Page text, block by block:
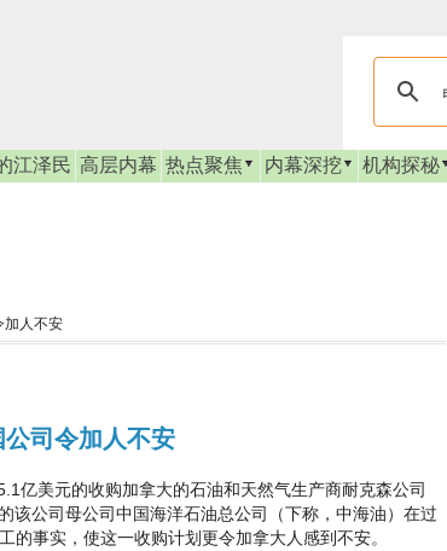
江泽民 高层内幕 热点聚焦 内幕深挖 机构探秘
加人不安
司令加人不安
美元的收购加拿大的石油和天然气生产商耐克森公司
该公司母公司中国海洋石油总公司（下称，中海油）在过
事实，使这一收购计划更令加拿大人感到不安。